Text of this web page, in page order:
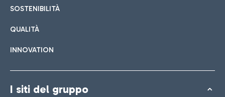
SOSTENIBILITÀ
QUALITÀ
INNOVATION
I siti del gruppo